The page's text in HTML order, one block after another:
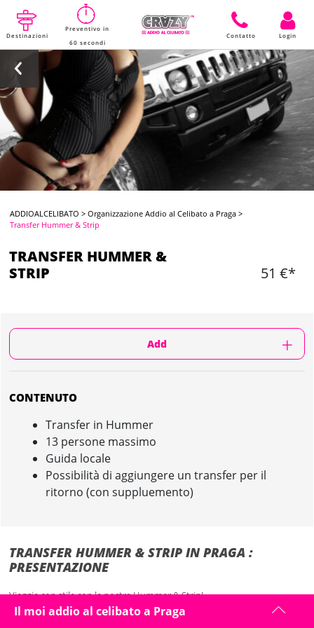
Destinazioni
Preventivo in
60 secondi
Contatto Login
ADDIOALCELIBATO >Organizzazione Addio al Celibato a Praga >
Transfer Hummer & Strip
TRANSFER HUMMER &
STRIP
51 €*
Add
CONTENUTO
Transfer in Hummer
13 persone massimo
Guida locale
Possibilità di aggiungere un transfer per il
ritorno (con suppluemento)
TRANSFER HUMMER & STRIP IN PRAGA :
PRESENTAZIONE
Viaggia con stile con la nostra Hummer & Strip!
Il moi addio al celibato a Praga